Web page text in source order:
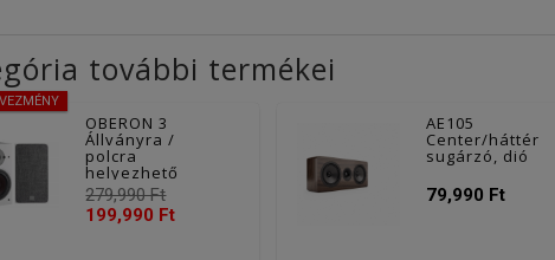
további termékei
OBERON 3
Állványra /
polcra
helyezhető
hangsugárzó pár
- fehér
279,990 Ft
199,990 Ft
AE105
Center/háttér
sugárzó, dió
79,990 Ft